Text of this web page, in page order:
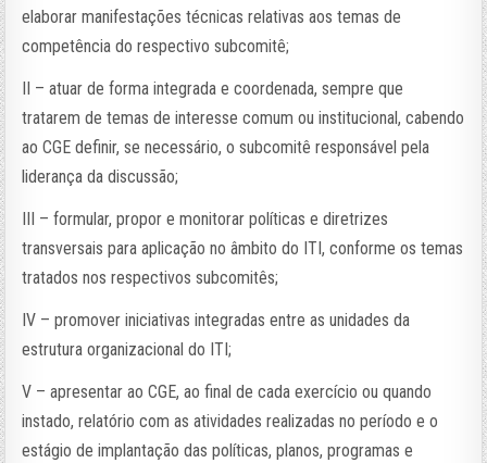
elaborar manifestações técnicas relativas aos temas de
competência do respectivo subcomitê;
II – atuar de forma integrada e coordenada, sempre que
tratarem de temas de interesse comum ou institucional, cabendo
ao CGE definir, se necessário, o subcomitê responsável pela
liderança da discussão;
III – formular, propor e monitorar políticas e diretrizes
transversais para aplicação no âmbito do ITI, conforme os temas
tratados nos respectivos subcomitês;
IV – promover iniciativas integradas entre as unidades da
estrutura organizacional do ITI;
V – apresentar ao CGE, ao final de cada exercício ou quando
instado, relatório com as atividades realizadas no período e o
estágio de implantação das políticas, planos, programas e